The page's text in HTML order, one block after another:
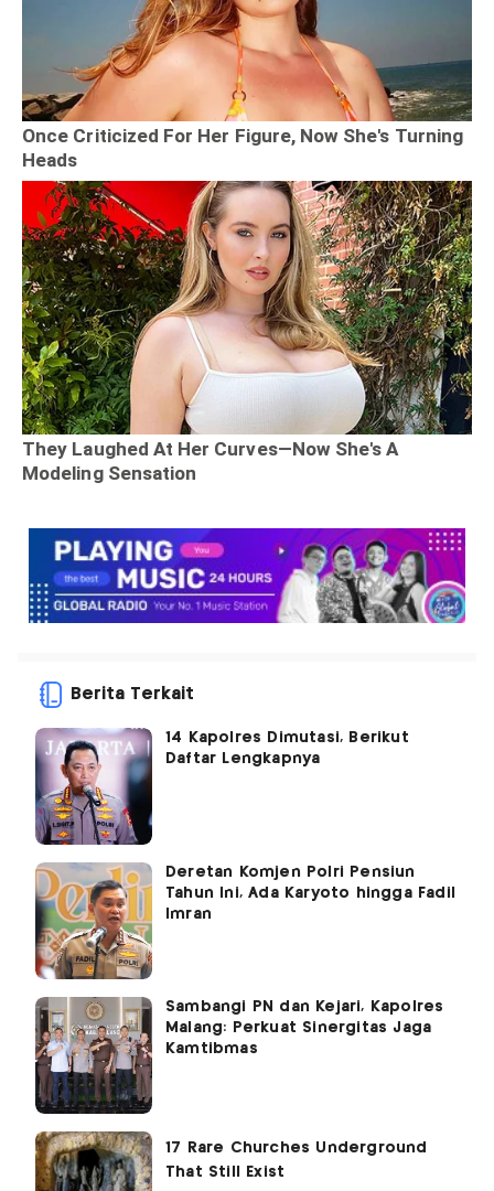
Berita Terkait
14 Kapolres Dimutasi, Berikut
Daftar Lengkapnya
Deretan Komjen Polri Pensiun
Tahun Ini, Ada Karyoto hingga Fadil
Imran
Sambangi PN dan Kejari, Kapolres
Malang: Perkuat Sinergitas Jaga
Kamtibmas